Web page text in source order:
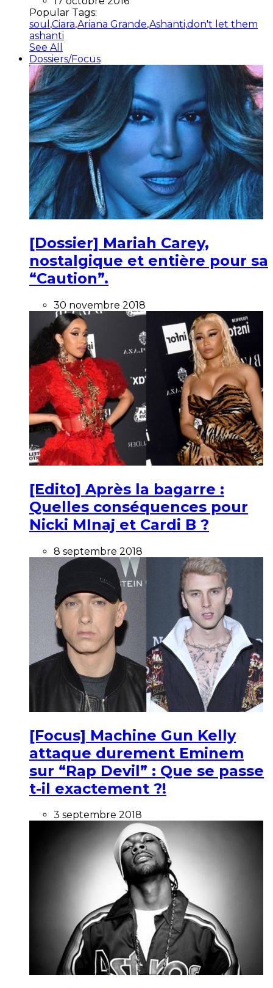
Popular Tags:
soul ,Ciara,Ariana Grande,Ashanti,don't let them
ashanti
See All
Dossiers/Focus
[Dossier] Mariah Carey,
nostalgique et entière pour sa
“Caution”.
30 novembre 2018
[Edito] Après la bagarre :
Quelles conséquences pour
Nicki MInaj et Cardi B ?
8 septembre 2018
[Focus] Machine Gun Kelly
attaque durement Eminem
sur “Rap Devil” : Que se passe
t-il exactement ?!
3 septembre 2018